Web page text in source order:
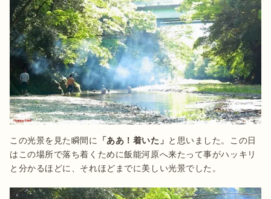
この光景を見た瞬間に 「ああ！着いた」 と思いました。この日
はこの場所で落ち着くために飯能河原へ来たって事がハッキリ
と分かるほどに、それほどまでに美しい光景でした。